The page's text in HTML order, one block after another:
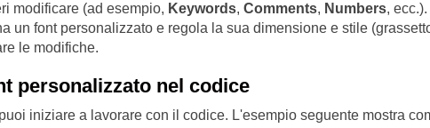
modificare (ad esempio, Keywords, Comments, Numbers, ecc.).
un font personalizzato e regola la sua dimensione e stile
le modifiche.
personalizzato nel codice
iniziare a lavorare con il codice. L'esempio seguente mostra